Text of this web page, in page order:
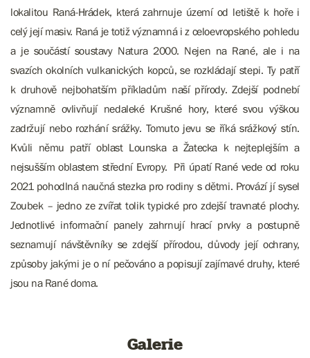
lokalitou Raná-Hrádek, která zahrnuje území od letiště k hoře i
celý její masiv. Raná je totiž významná i z celoevropského pohledu
a je součástí soustavy Natura 2000. Nejen na Rané, ale i na
svazích okolních vulkanických kopců, se rozkládají stepi. Ty patří
k druhově nejbohatším příkladům naší přírody. Zdejší podnebí
významně ovlivňují nedaleké Krušné hory, které svou výškou
zadržují nebo rozhání srážky. Tomuto jevu se říká srážkový stín.
Kvůli němu patří oblast Lounska a Žatecka k nejteplejším a
nejsušším oblastem střední Evropy. Při úpatí Rané vede od roku
2021 pohodlná naučná stezka pro rodiny s dětmi. Provází jí sysel
Zoubek – jedno ze zvířat tolik typické pro zdejší travnaté plochy.
Jednotlivé informační panely zahrnují hrací prvky a postupně
seznamují návštěvníky se zdejší přírodou, důvody její ochrany,
způsoby jakými je o ní pečováno a popisují zajímavé druhy, které
jsou na Rané doma.
Galerie